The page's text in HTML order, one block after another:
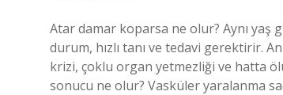
Atar damar koparsa ne olur? Aynı yaş
durum, hızlı tanı ve tedavi gerektirir.
krizi, çoklu organ yetmezliği ve hatta
sonucu ne olur? Vasküler yaralanma